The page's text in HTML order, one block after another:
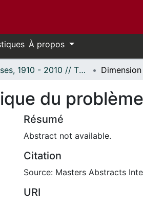
À propos
Thèses, 1910 - 2010 // Theses, 1910 - 2010
du
Résumé
Abstract not available.
Citation
Source: Masters Abstracts
URI